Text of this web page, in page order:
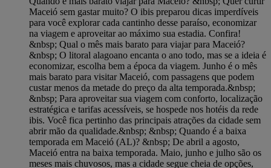
Maceió sem gastar muito? O ibis preparou dicas imperdíveis
para você explorar cada cantinho desse paraíso, economizar
na viagem e aproveitar ao máximo sua estadia. Confira!
&nbsp; Qual o mês mais barato para viajar para Maceió?
&nbsp; O litoral alagoano encanta o ano todo, mas se a ideia é
economizar, escolha bem a época da viagem. Junho é o mês
mais barato para visitar Maceió, com passagens que podem
custar menos da metade do preço da alta temporada.&nbsp;
&nbsp; Para aproveitar sua viagem com conforto, localização
estratégica e tarifas acessíveis, se hospede nos hotéis da rede
ibis. Você fica pertinho das principais atrações da cidade sem
abrir mão da qualidade.&nbsp; &nbsp; Quando é a baixa
temporada em Maceió (AL)? &nbsp; De abril a agosto,
Maceió entra na baixa temporada. Maio, junho e julho são os
meses mais chuvosos, mas a cidade segue cheia de opções,